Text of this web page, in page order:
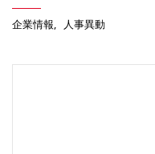
企業情報 人事異動